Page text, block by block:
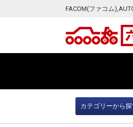
FACOM(ファコム
カテゴリーから探